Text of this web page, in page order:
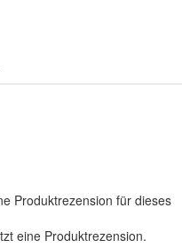
Produktrezension für dieses
eine Produktrezension.